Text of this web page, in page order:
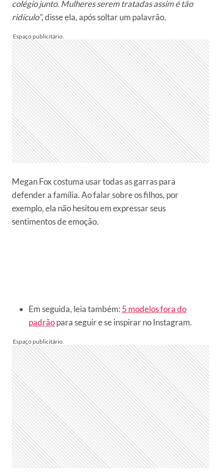
colégio junto. Mulheres serem tratadas assim é tão
ridículo”, disse ela, após soltar um palavrão.
Megan Fox costuma usar todas as garras para
defender a família. Ao falar sobre os filhos, por
exemplo, ela não hesitou em expressar seus
sentimentos de emoção.
Em seguida, leia também: 5 modelos fora do
padrãopara seguir e se inspirar no Instagram.